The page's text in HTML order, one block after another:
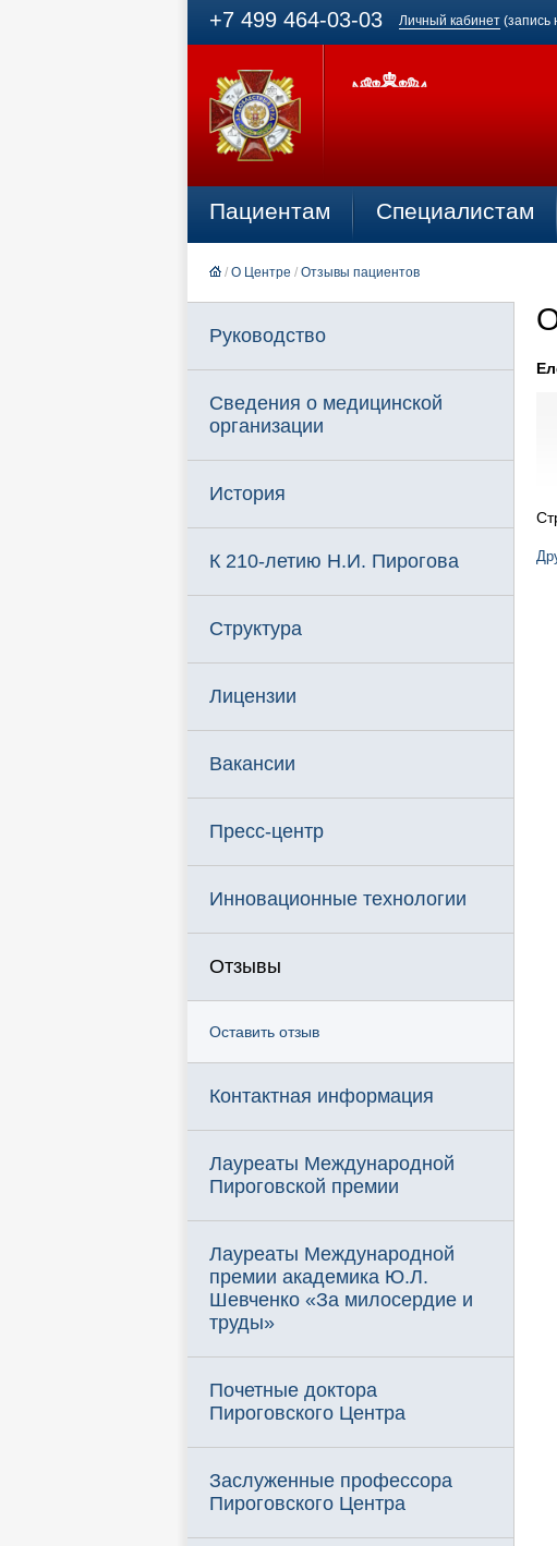
+7 499 464-03-03 Личный кабинет (запись
Пациентам Специалистам
/ О Центре / Отзывы пациентов
Руководство
Сведения о медицинской
организации
История
К 210-летию Н.И. Пирогова
Структура
Лицензии
Вакансии
Пресс-центр
Инновационные технологии
Отзывы
Оставить отзыв
Контактная информация
Лауреаты Международной
Пироговской премии
Лауреаты Международной
премии академика Ю.Л.
Шевченко «За милосердие и
труды»
Почетные доктора
Пироговского Центра
Заслуженные профессора
Пироговского Центра